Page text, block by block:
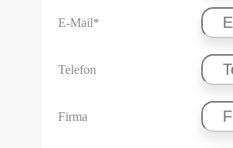
E-Mail*
Telefon
Firma